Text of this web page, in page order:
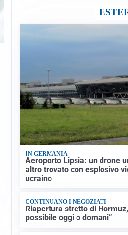
IN GERMANIA
Aeroporto Lipsia: un drone
altro trovato con esplosivo
ucraino
CONTINUANO I NEGOZIATI
Riapertura stretto di
possibile oggi o domani”